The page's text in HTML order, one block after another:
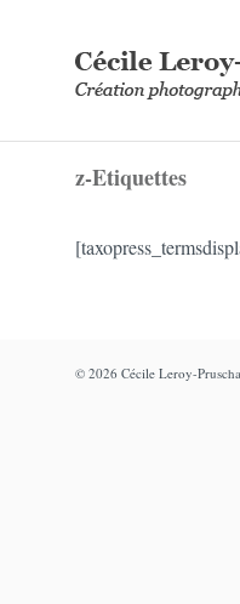
z-Etiquettes
© 2026 Cécile Leroy-